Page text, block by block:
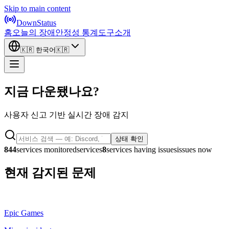
Skip to main content
DownStatus
홈오늘의 장애 안정성 통계 도구소개
🇰🇷 한국어🇰🇷
지금 다운됐나요?
사용자 신고 기반 실시간 장애 감지
상태 확인
844services monitoredservices8services having issuesissues now
현재 감지된 문제
Epic Games